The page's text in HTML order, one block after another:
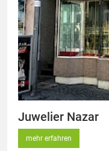
Juwelier Nazar
mehr erfahren